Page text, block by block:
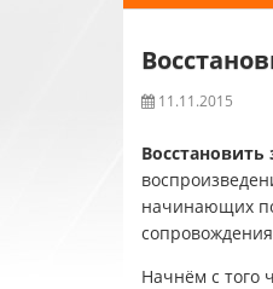
11.11.2015
начинающих
Начнём с того